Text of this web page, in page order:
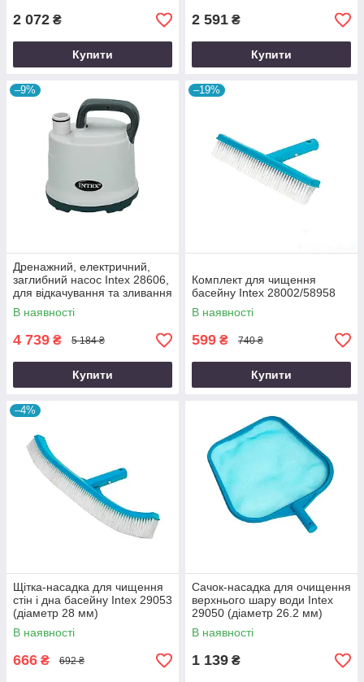
2 072 ₴
Купити
2 591 ₴
Купити
–9%
Дренажний, електричний,
заглибний насос Intex 28606,
для відкачування та зливання
води з басейну 3 585 л/год
В наявності
4 739 ₴ 5 184 ₴
Купити
–19%
Комплект для чищення
басейну Intex 28002/58958
В наявності
599 ₴ 740 ₴
Купити
–4%
Щітка-насадка для чищення
стін і дна басейну Intex 29053
(діаметр 28 мм)
В наявності
666 ₴ 692 ₴
Сачок-насадка для очищення
верхнього шару води Intex
29050 (діаметр 26.2 мм)
В наявності
1 139 ₴